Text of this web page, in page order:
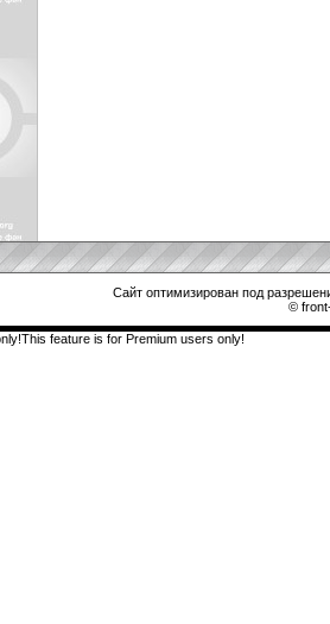
Сайт оптимизирован под
©
feature is for Premium users only!